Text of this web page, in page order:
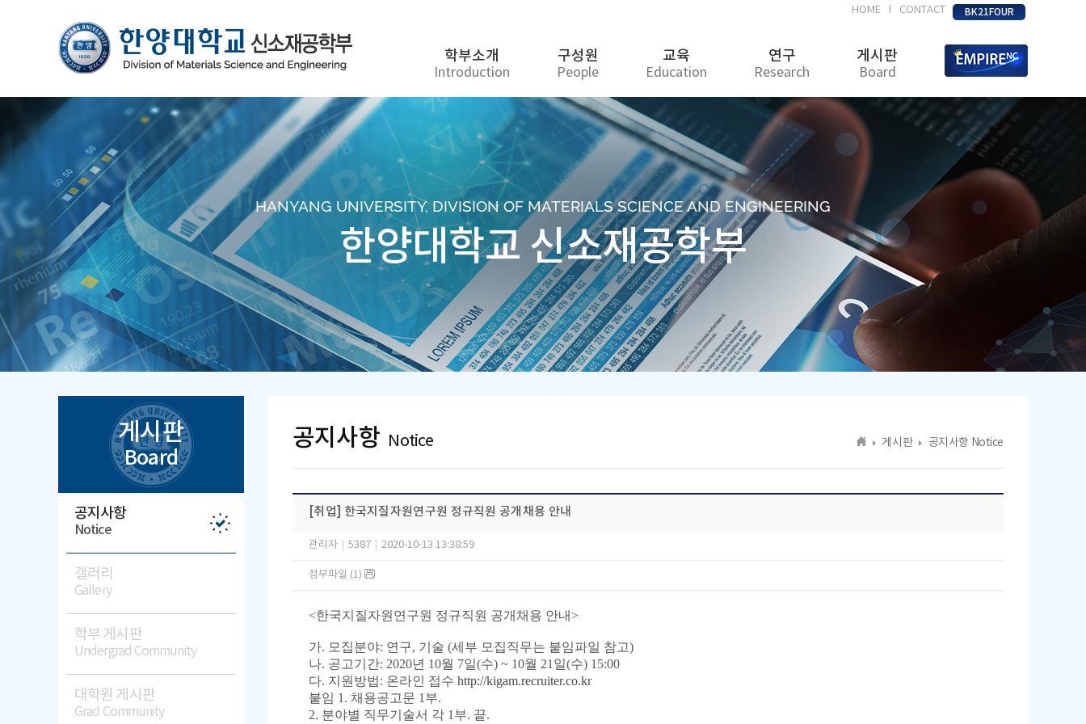
HOME CONTACT BK21FOUR
학부소개
Introduction
구성원
People
교육
Education
연구
Research
게시판
Board
HANYANG UNIVERSITY, DIVISION OF MATERIALS SCIENCE AND ENGINEERING
한양대학교 신소재공학부
게시판
Board
공지사항
Notice
갤러리
Gallery
학부 게시판
Undergrad Community
대학원 게시판
Grad Community
공지사항 Notice 게시판 공지사항 Notice
[취업] 한국지질자원연구원 정규직원 공개채용 안내
관리자 5387 2020-10-13 13:38:59
첨부파일 (1)
<한국지질자원연구원 정규직원 공개채용 안내>
가. 모집분야: 연구, 기술 (세부 모집직무는 붙임파일 참고)
나. 공고기간: 2020년 10월 7일(수) ~ 10월 21 일(수) 15:00
다. 지원방법: 온라인 접수 http://kigam.recruiter.co.kr
붙임 1. 채용공고문 1 부.
2. 분야별 직무기술서 각 1 부. 끝.